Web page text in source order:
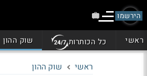
הירשמו
ראשי כל הכותרות שוק ההון
ראשי שוק ההון